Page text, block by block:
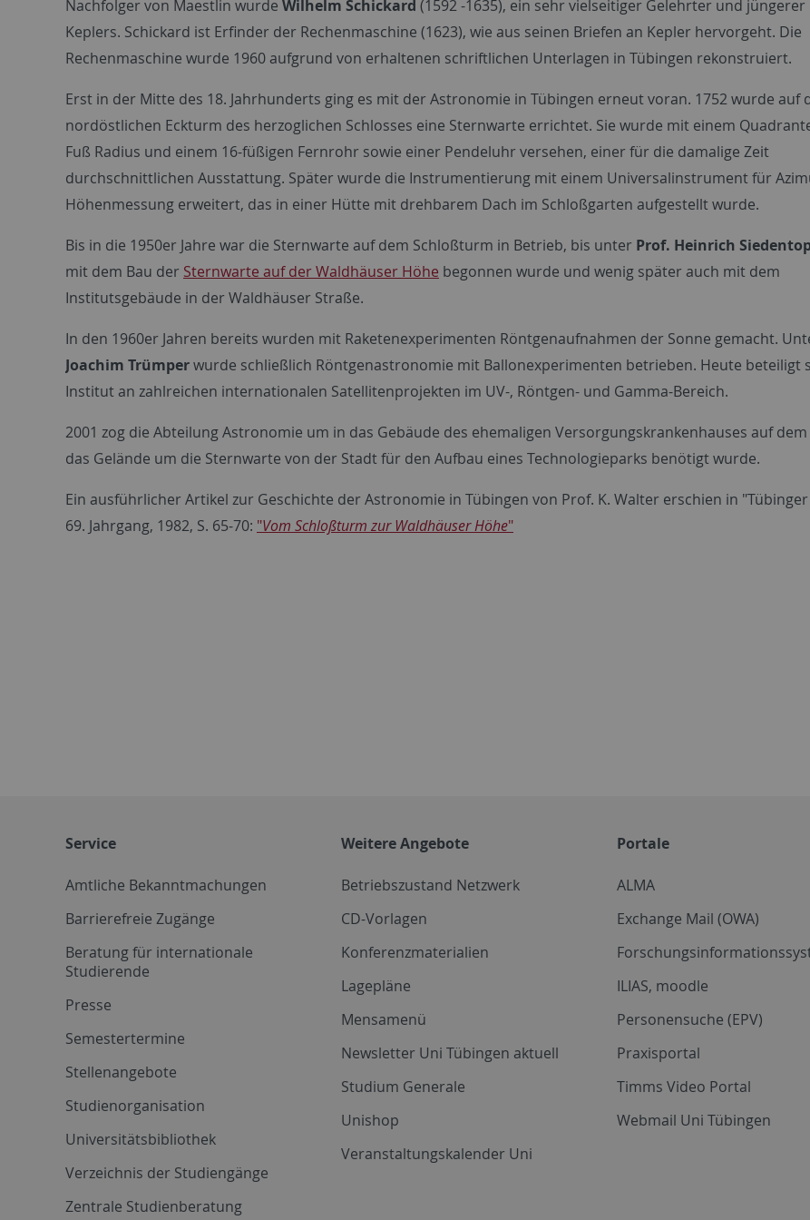
Nachfolger von Maestlin wurde Wilhelm Schickard (1592 -1635), ein sehr vielseitiger Gelehrter und jüngerer
Keplers. Schickard ist Erfinder der Rechenmaschine (1623), wie aus seinen Briefen an Kepler hervorgeht. Die
Rechenmaschine wurde 1960 aufgrund von erhaltenen schriftlichen Unterlagen in Tübingen rekonstruiert.
Erst in der Mitte des 18. Jahrhunderts ging es mit der Astronomie in Tübingen erneut voran. 1752 wurde auf
nordöstlichen Eckturm des herzoglichen Schlosses eine Sternwarte errichtet. Sie wurde mit einem
Fuß Radius und einem 16-füßigen Fernrohr sowie einer Pendeluhr versehen, einer für die damalige Zeit
durchschnittlichen Ausstattung. Später wurde die Instrumentierung mit einem Universalinstrument für
Höhenmessung erweitert, das in einer Hütte mit drehbarem Dach im Schloßgarten aufgestellt wurde.
Bis in die 1950er Jahre war die Sternwarte auf dem Schloßturm in Betrieb, bis unter Prof. Heinrich
mit dem Bau der Sternwarte auf der Waldhäuser Höhe begonnen wurde und wenig später auch mit dem
Institutsgebäude in der Waldhäuser Straße.
In den 1960er Jahren bereits wurden mit Raketenexperimenten Röntgenaufnahmen der Sonne gemacht.
Joachim Trümperwurde schließlich Röntgenastronomie mit Ballonexperimenten betrieben. Heute beteiligt
Institut an zahlreichen internationalen Satellitenprojekten im UV-, Röntgen- und Gamma-Bereich.
2001 zog die Abteilung Astronomie um in das Gebäude des ehemaligen Versorgungskrankenhauses auf dem
das Gelände um die Sternwarte von der Stadt für den Aufbau eines Technologieparks benötigt wurde.
Ein ausführlicher Artikel zur Geschichte der Astronomie in Tübingen von Prof. K. Walter erschien in
69. Jahrgang, 1982, S. 65-70: "Vom Schloßturm zur Waldhäuser Höhe"
Service
Amtliche Bekanntmachungen
Barrierefreie Zugänge
Beratung für internationale
Studierende
Presse
Semestertermine
Stellenangebote
Studienorganisation
Universitätsbibliothek
Verzeichnis der Studiengänge
Zentrale Studienberatung
Weitere Angebote
Betriebszustand Netzwerk
CD-Vorlagen
Konferenzmaterialien
Lagepläne
Mensamenü
Newsletter Uni Tübingen aktuell
Studium Generale
Unishop
Veranstaltungskalender Uni
Portale
ALMA
Exchange Mail (OWA)
ILIAS, moodle
Personensuche (EPV)
Praxisportal
Timms Video Portal
Webmail Uni Tübingen